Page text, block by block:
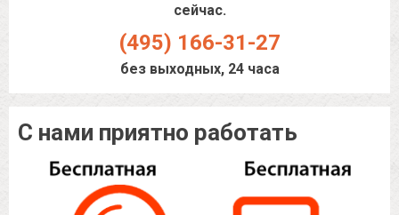
сейчас.
(495) 166-31-27
без выходных, 24 часа
С нами приятно работать